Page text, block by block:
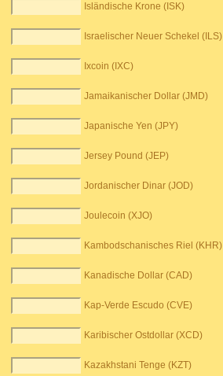
Isländische Krone (ISK)
Israelischer Neuer Schekel (ILS)
Ixcoin (IXC)
Jamaikanischer Dollar (JMD)
Japanische Yen (JPY)
Jersey Pound (JEP)
Jordanischer Dinar (JOD)
Joulecoin (XJO)
Kambodschanisches Riel (KHR)
Kanadische Dollar (CAD)
Kap-Verde Escudo (CVE)
Karibischer Ostdollar (XCD)
Kazakhstani Tenge (KZT)